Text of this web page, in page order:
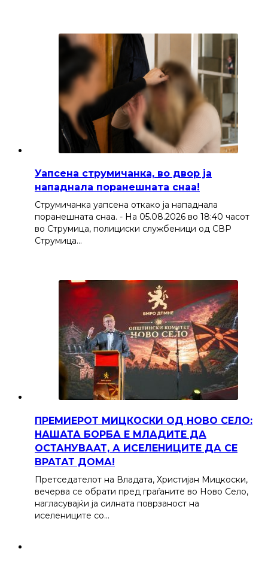
Уапсена струмичанка, во двор ја
нападнала поранешната снаа!
Струмичанка уапсена откако ја нападнала
поранешната снаа. - На 05.08.2026 во 18:40 часот
во Струмица, полициски службеници од СВР
Струмица…
ПРЕМИЕРОТ МИЦКОСКИ ОД НОВО СЕЛО:
НАШАТА БОРБА Е МЛАДИТЕ ДА
ОСТАНУВААТ, А ИСЕЛЕНИЦИТЕ ДА СЕ
ВРАТАТ ДОМА!
Претседателот на Владата, Христијан Мицкоски,
вечерва се обрати пред граѓаните во Ново Село,
нагласувајќи ја силната поврзаност на
иселениците со…